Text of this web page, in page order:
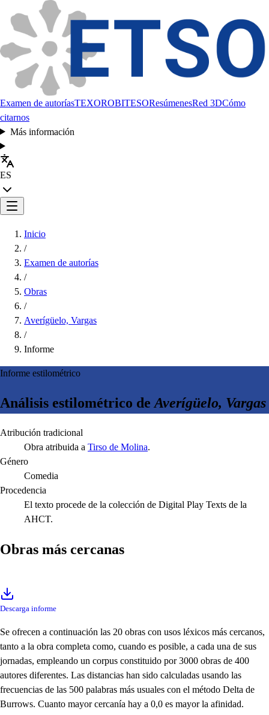
Examen de autoríasTEXOROBITESOResúmenesRed 3DCómo
citarnos
Más información
ES
Inicio
/
Examen de autorías
/
Obras
/
Averígüelo, Vargas
/
Informe
Informe estilométrico
Análisis estilométrico deAverígüelo, Vargas
Atribución tradicional
Obra atribuida a Tirso de Molina.
Género
Comedia
Procedencia
El texto procede de la colección de Digital Play Texts de la
AHCT.
Obras más cercanas
Descarga informe
Se ofrecen a continuación las 20 obras con usos léxicos más cercanos,
tanto a la obra completa como, cuando es posible, a cada una de sus
jornadas, empleando un corpus constituido por 3000 obras de 400
autores diferentes. Las distancias han sido calculadas usando las
frecuencias de las 500 palabras más usuales con el método Delta de
Burrows. Cuanto mayor cercanía hay a 0,0 es mayor la afinidad.